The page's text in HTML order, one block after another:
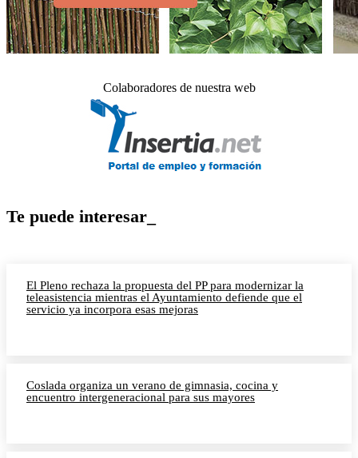
Colaboradores de nuestra web
Te puede interesar_
El Pleno rechaza la propuesta del PP para modernizar la
teleasistencia mientras el Ayuntamiento defiende que el
servicio ya incorpora esas mejoras
Coslada organiza un verano de gimnasia, cocina y
encuentro intergeneracional para sus mayores